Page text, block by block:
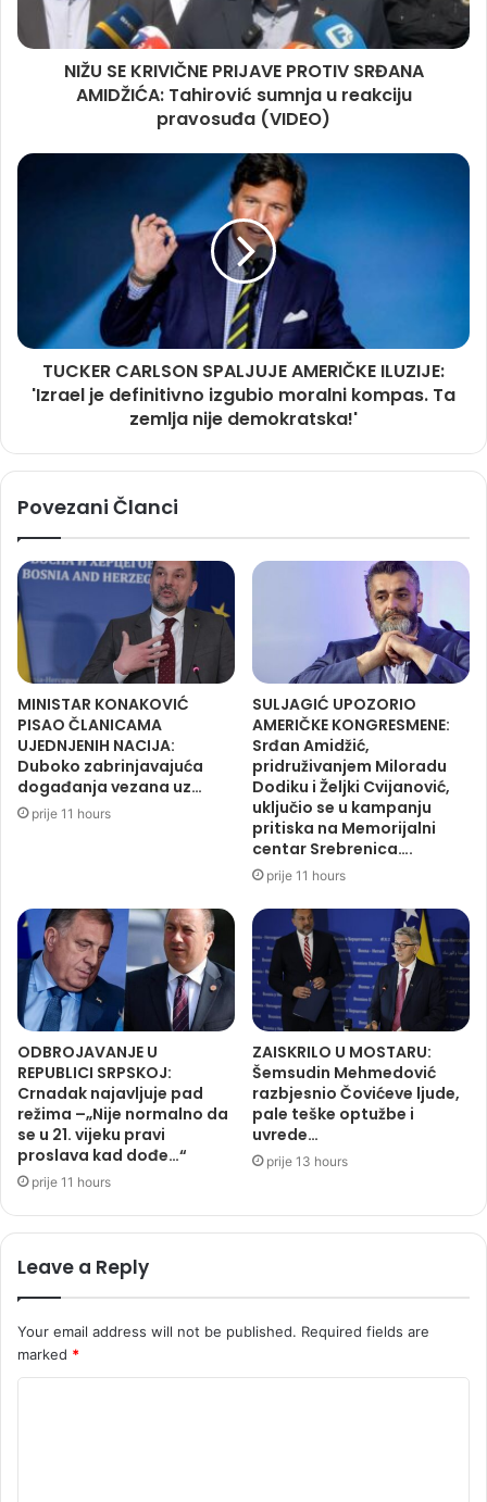
NIŽU SE KRIVIČNE PRIJAVE PROTIV SRĐANA
AMIDŽIĆA: Tahirović sumnja u reakciju
pravosuđa (VIDEO)
TUCKER CARLSON SPALJUJE AMERIČKE ILUZIJE:
'Izrael je definitivno izgubio moralni kompas. Ta
zemlja nije demokratska!'
Povezani Članci
MINISTAR KONAKOVIĆ
PISAO ČLANICAMA
UJEDNJENIH NACIJA:
Duboko zabrinjavajuća
događanja vezana uz…
prije 11 hours
SULJAGIĆ UPOZORIO
AMERIČKE KONGRESMENE:
Srđan Amidžić,
pridruživanjem Miloradu
Dodiku i Željki Cvijanović,
uključio se u kampanju
pritiska na Memorijalni
centar Srebrenica….
prije 11 hours
ODBROJAVANJE U
REPUBLICI SRPSKOJ:
Crnadak najavljuje pad
režima –„Nije normalno da
se u 21. vijeku pravi
proslava kad dođe…“
prije 11 hours
ZAISKRILO U MOSTARU:
Šemsudin Mehmedović
razbjesnio Čovićeve ljude,
pale teške optužbe i
uvrede…
prije 13 hours
Leave a Reply
Your email address will not be published. Required fields are
marked *